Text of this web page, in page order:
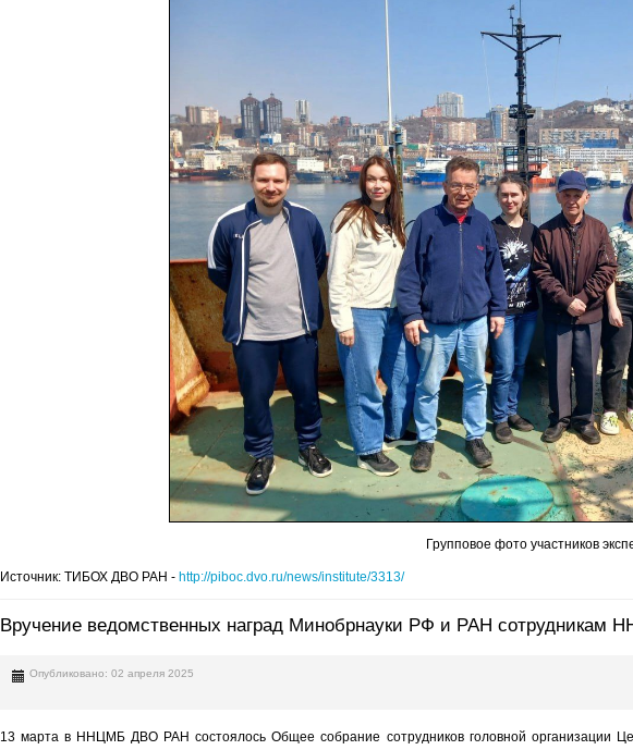
Групповое фото участников
Источник: ТИБОХ ДВО РАН - http://piboc.dvo.ru/news/institute/3313/
Вручение ведомственных наград Минобрнауки РФ и РАН
Опубликовано: 02 апреля 2025
13 марта в ННЦМБ ДВО РАН состоялось Общее собрание сотрудников головной организации